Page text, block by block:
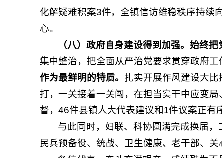
化解疑难积案3件，全镇信访维稳秩序持续
心。
（八）政府自身建设得到加强。始终把
集中整治，把全面从严治党要求贯穿政府
作为最鲜明的特质。 扎实开展作风建设大
打，一关接着一关闯，在担当实干中应变局
督，46件县镇人大代表建议和1件议案正有
与此同时，妇联、科协圆满完成换届
民兵预备役、统战、卫生健康、老干部、